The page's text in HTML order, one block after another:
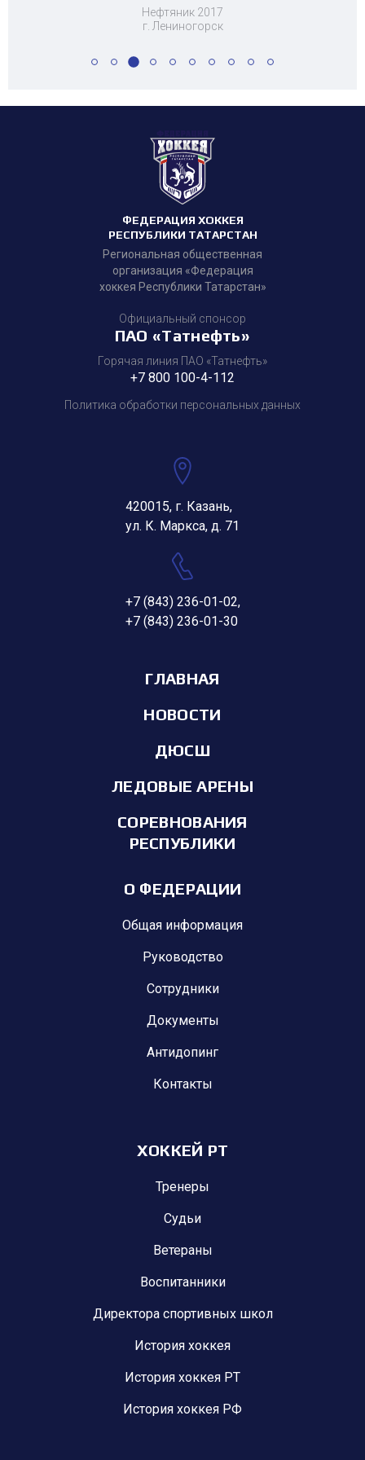
Нефтяник 2017
г. Лениногорск
ФЕДЕРАЦИЯ ХОККЕЯ
РЕСПУБЛИКИ ТАТАРСТАН
Региональная общественная
организация «Федерация
хоккея Республики Татарстан»
Официальный спонсор
ПАО «Татнефть»
Горячая линия ПАО «Татнефть»
+7 800 100-4-112
Политика обработки персональных данных
420015, г. Казань,
ул. К. Маркса, д. 71
+7 (843) 236-01-02,
+7 (843) 236-01-30
ГЛАВНАЯ
НОВОСТИ
ДЮСШ
ЛЕДОВЫЕ АРЕНЫ
СОРЕВНОВАНИЯ
РЕСПУБЛИКИ
О ФЕДЕРАЦИИ
Общая информация
Руководство
Сотрудники
Документы
Антидопинг
Контакты
ХОККЕЙ РТ
Тренеры
Судьи
Ветераны
Воспитанники
Директора спортивных школ
История хоккея
История хоккея РТ
История хоккея РФ